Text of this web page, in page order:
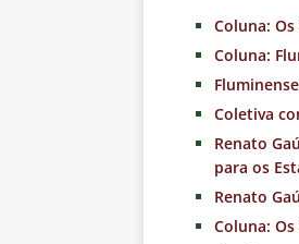
Coluna:
Coluna:
Coletiva
Renato
para os
Renato
Coluna: